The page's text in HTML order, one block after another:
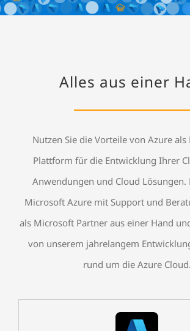
Alles aus einer
Nutzen Sie die Vorteile von Azure als
Plattform für die Entwicklung Ihrer
Anwendungen und Cloud Lösungen.
Microsoft Azure mit Support und
als Microsoft Partner aus einer Hand
von unserem jahrelangem
rund um die Azure Cloud.